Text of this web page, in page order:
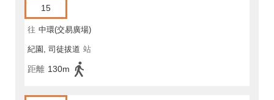
15
往 中環(交易廣場)
紀園, 司徒拔道 站
距離 130m